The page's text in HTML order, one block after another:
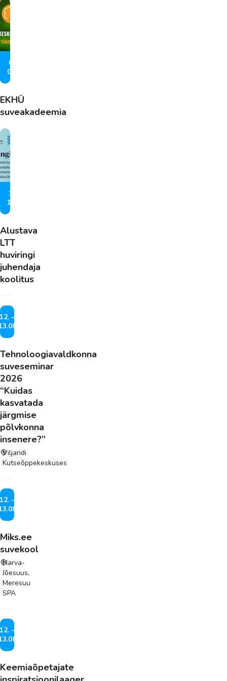
06. –
07.08
EKHÜ
suveakadeemia
10. –
12.08
Alustava
LTT
huviringi
juhendaja
koolitus
12. –
Tehnoloogiavaldkonna
suveseminar
2026
“Kuidas
kasvatada
järgmise
põlvkonna
insenere?”
Viljandi
Kutseõppekeskuses
12. –
Miks.ee
suvekool
Narva-
Jõesuus,
Meresuu
SPA
12. –
Keemiaõpetajate